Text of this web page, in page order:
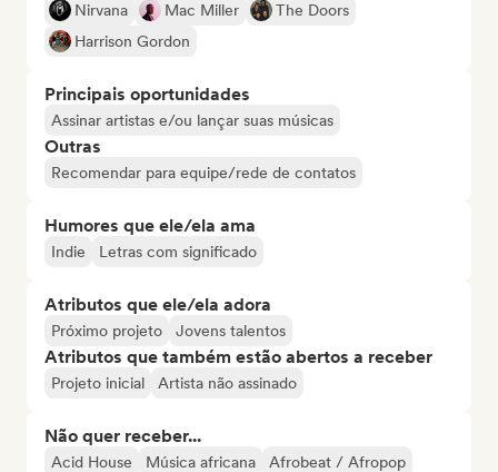
Nirvana Mac Miller
The Doors
Harrison Gordon
Principais oportunidades
Assinar artistas e/ou lançar suas músicas
Outras
Recomendar para equipe/rede de contatos
Humores que ele/ela ama
Indie Letras com significado
Atributos que ele/ela adora
Próximo projeto Jovens talentos
Atributos que também estão abertos a receber
Projeto inicial Artista não assinado
Não quer receber...
Acid House Música africana
Afrobeat / Afropop